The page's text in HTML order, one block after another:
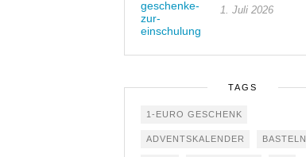
1. Juli 2026
TAGS
1-EURO GESCHENK
ADVENTSKALENDER BASTELN